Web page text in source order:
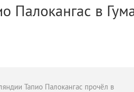
Палокангас в
Тапио Палокангас прочёл в